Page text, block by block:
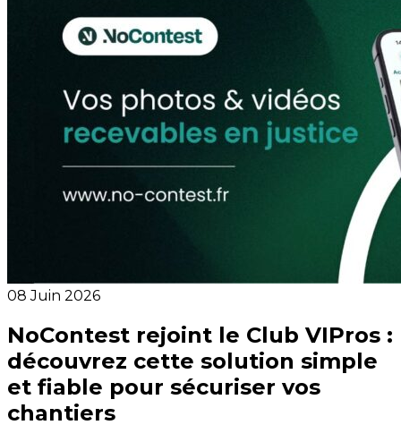
08 Juin 2026
NoContest rejoint le Club VIPros :
découvrez cette solution simple
et fiable pour sécuriser vos
chantiers